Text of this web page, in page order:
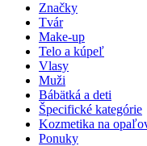
Značky
Tvár
Make-up
Telo a kúpeľ
Vlasy
Muži
Bábätká a deti
Špecifické kategórie
Kozmetika na
Ponuky